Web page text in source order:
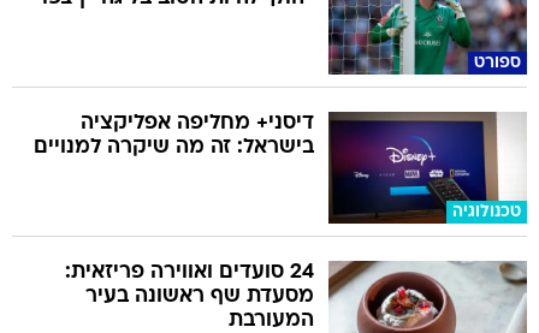
ספורט
טכנולוגיה
דיסני+ מחליפה אפליקציה
בישראל: זה מה שיקרה למנויים
24 סועדים ואווירה פריזאית:
מסעדת שף ראשונה בעיר
המעורבת